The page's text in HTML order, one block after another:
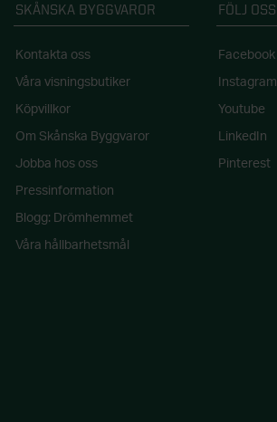
SKÅNSKA BYGGVAROR
Kontakta oss
Våra visningsbutiker
Köpvillkor
Om Skånska Byggvaror
Jobba hos oss
Pressinformation
Blogg: Drömhemmet
Våra hållbarhetsmål
FÖLJ OSS
Facebook
Instagram
Youtube
LinkedIn
Pinterest